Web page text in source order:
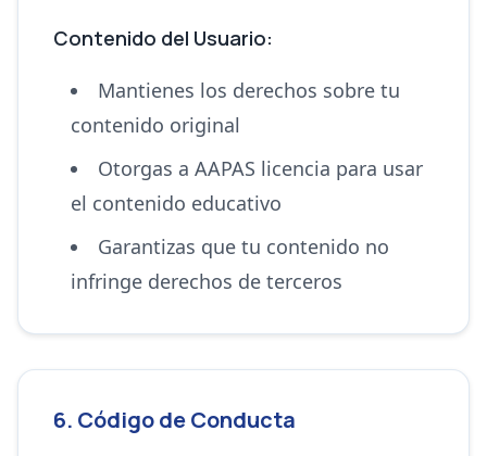
Contenido del Usuario:
Mantienes los derechos sobre tu
contenido original
Otorgas a AAPAS licencia para usar
el contenido educativo
Garantizas que tu contenido no
infringe derechos de terceros
6. Código de Conducta